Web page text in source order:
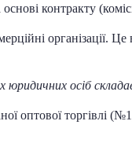
контракту
юридичних осіб
оптової торгівлі